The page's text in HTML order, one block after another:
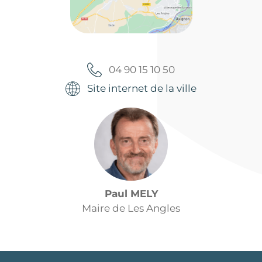
04 90 15 10 50
Site internet de la ville
Paul MELY
Maire de Les Angles